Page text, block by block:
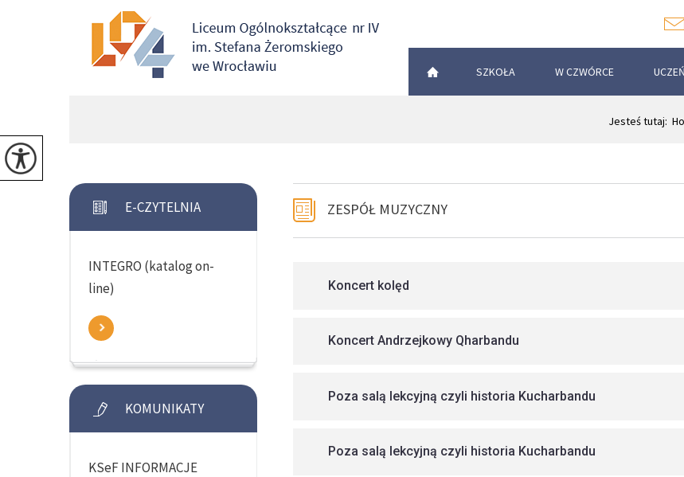
SZKOŁA W CZWÓRCE UCZEŃ
Jesteś tutaj:
ZESPÓŁ MUZYCZNY
Koncert kolęd
Koncert Andrzejkowy Qharbandu
Poza salą lekcyjną czyli historia Kucharbandu
Poza salą lekcyjną czyli historia Kucharbandu
E-CZYTELNIA
INTEGRO (katalog on-
line)
KOMUNIKATY
KSeF INFORMACJE